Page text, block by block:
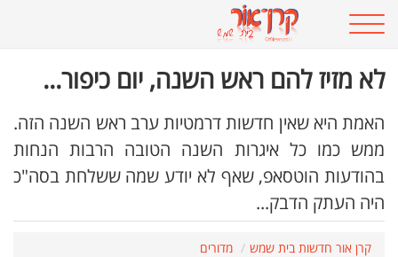
לא מזיז להם ראש השנה, יום כיפור...
האמת היא שאין חדשות דרמטיות ערב ראש השנה הזה.
ממש כמו כל איגרות השנה הטובה הרבות הנחות
בהודעות הוטסאפ, שאף לא יודע שמה ששלחת בסה"כ
היה העתק הדבק...
קרן אור חדשות בית שמש מדורים